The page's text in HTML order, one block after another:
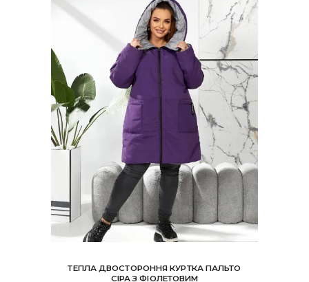
ТЕПЛА ДВОСТОРОННЯ КУРТКА ПАЛЬТО
СІРА З ФІОЛЕТОВИМ